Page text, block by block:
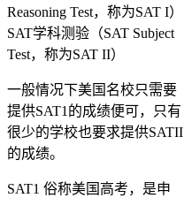
Reasoning Test，称为SAT I）
SAT学科测验（SAT Subject
Test，称为SAT II）
一般情况下美国名校只需要
提供SAT1的成绩便可，只有
很少的学校也要求提供SATII
的成绩。
SAT1 俗称美国高考，是申